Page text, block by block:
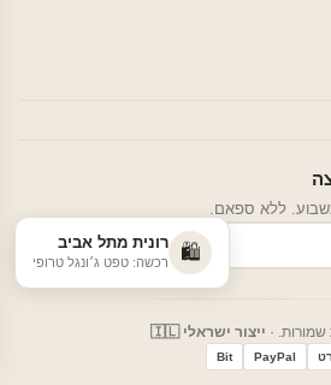
ללא ספאם.
הרשמה
ייצור ישראלי 🇮🇱
PayPal
Bit
🛍️ רונית מתל אביב
רכשה: טפט ג׳ונגל טרופי